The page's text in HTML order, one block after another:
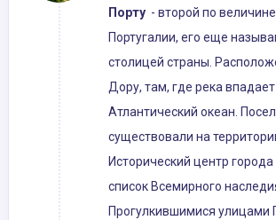
Порту - второй по
Португалии, его еще
столицей страны.
Дору, там, где река впадает
Атлантический океан.
существовали на
Исторический центр города
список Всемирного
Прогулкившимися улицами